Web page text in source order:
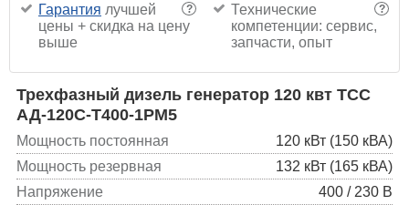
?
Гарантия лучшей
цены + скидка на цену
выше
?
Технические
компетенции: сервис,
запчасти, опыт
Трехфазный дизель генератор 120 квт ТСС
АД-120С-Т400-1РМ5
Мощность постоянная
120 кВт (150 кВА)
Мощность резервная
132 кВт (165 кВА)
Напряжение
400 / 230 В